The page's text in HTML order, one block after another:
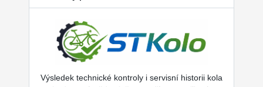
Výsledek technické kontroly i servisní historii kola